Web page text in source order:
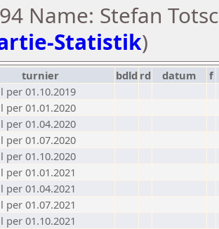
Name: Stefan
Statistik)
turnier bdld rd datum
f
per 01.10.2019
per 01.01.2020
per 01.04.2020
per 01.07.2020
per 01.10.2020
per 01.01.2021
per 01.04.2021
per 01.07.2021
per 01.10.2021